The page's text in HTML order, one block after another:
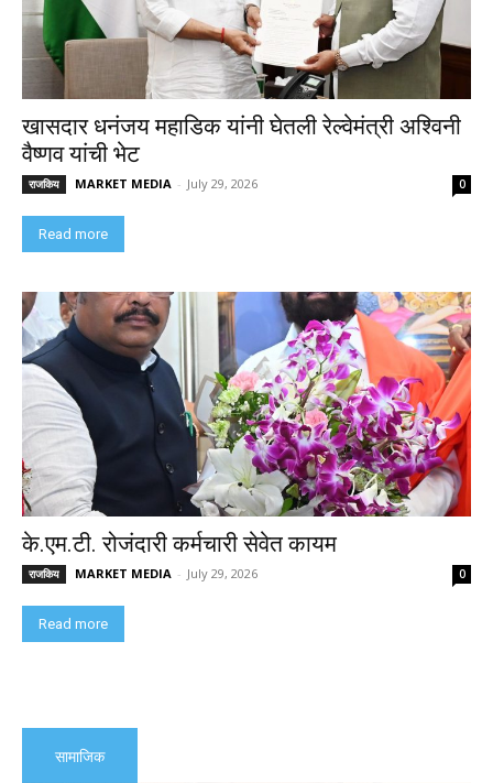
खासदार धनंजय महाडिक यांनी घेतली रेल्वेमंत्री अश्विनी
वैष्णव यांची भेट
राजकिय MARKET MEDIA - July 29, 2026 0
Read more
के.एम.टी. रोजंदारी कर्मचारी सेवेत कायम
राजकिय MARKET MEDIA - July 29, 2026 0
Read more
सामाजिक